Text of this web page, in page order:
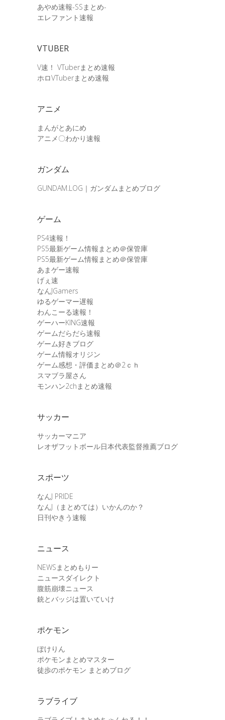
あやめ速報-SSまとめ-
エレファント速報
VTUBER
V速！ VTuberまとめ速報
ホロVTuberまとめ速報
アニメ
まんがとあにめ
アニメ〇わかり速報
ガンダム
GUNDAM.LOG｜ガンダムまとめブログ
ゲーム
PS4速報！
PS5最新ゲーム情報まとめ＠保管庫
PS5最新ゲーム情報まとめ＠保管庫
あまゲー速報
げぇ速
なんJGamers
ゆるゲーマー遅報
わんこーる速報！
ゲーハーKING速報
ゲームだらだら速報
ゲーム好きブログ
ゲーム情報オリジン
ゲーム感想・評価まとめ＠2ｃｈ
スマブラ屋さん
モンハン2chまとめ速報
サッカー
サッカーマニア
レオザフットボール日本代表監督推薦ブログ
スポーツ
なんJ PRIDE
なんJ（まとめては）いかんのか？
日刊やきう速報
ニュース
NEWSまとめもりー
ニュースダイレクト
腹筋崩壊ニュース
銃とバッジは置いていけ
ポケモン
ぽけりん
ポケモンまとめマスター
徒歩のポケモン まとめブログ
ラブライブ